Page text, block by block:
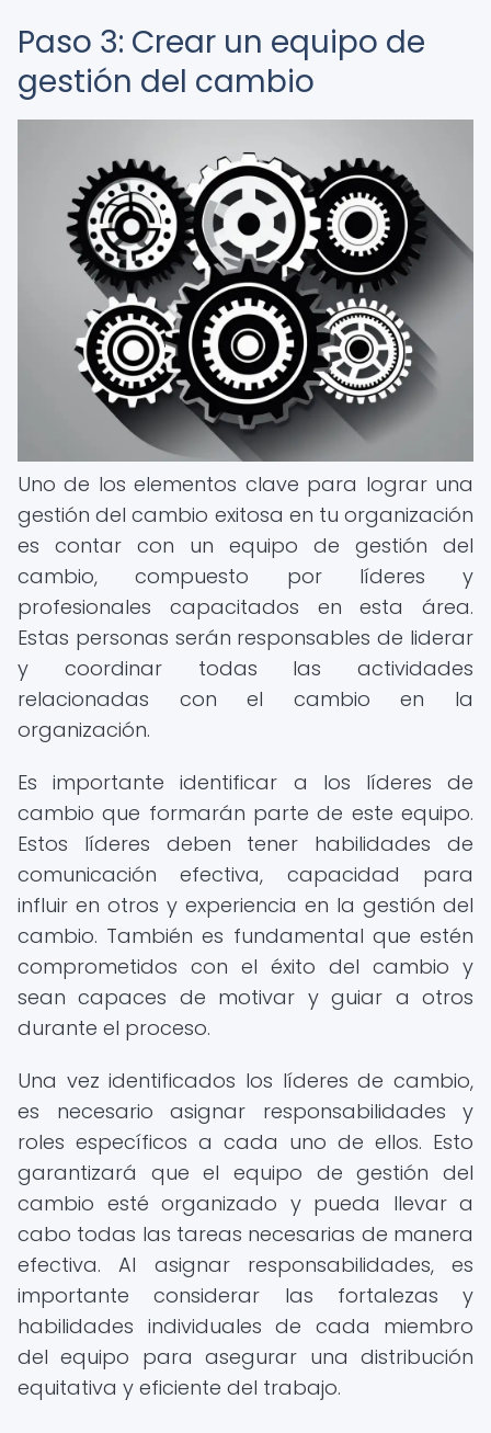
Paso 3: Crear un equipo de
gestión del cambio
Uno de los elementos clave para lograr una
gestión del cambio exitosa en tu organización
es contar con un equipo de gestión del
cambio, compuesto por líderes y
profesionales capacitados en esta área.
Estas personas serán responsables de liderar
y coordinar todas las actividades
relacionadas con el cambio en la
organización.
Es importante identificar a los líderes de
cambio que formarán parte de este equipo.
Estos líderes deben tener habilidades de
comunicación efectiva, capacidad para
influir en otros y experiencia en la gestión del
cambio. También es fundamental que estén
comprometidos con el éxito del cambio y
sean capaces de motivar y guiar a otros
durante el proceso.
Una vez identificados los líderes de cambio,
es necesario asignar responsabilidades y
roles específicos a cada uno de ellos. Esto
garantizará que el equipo de gestión del
cambio esté organizado y pueda llevar a
cabo todas las tareas necesarias de manera
efectiva. Al asignar responsabilidades, es
importante considerar las fortalezas y
habilidades individuales de cada miembro
del equipo para asegurar una distribución
equitativa y eficiente del trabajo.